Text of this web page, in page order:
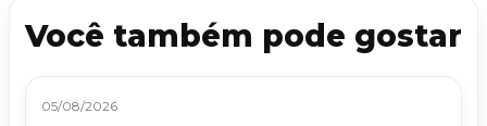
Você também pode gostar
05/08/2026